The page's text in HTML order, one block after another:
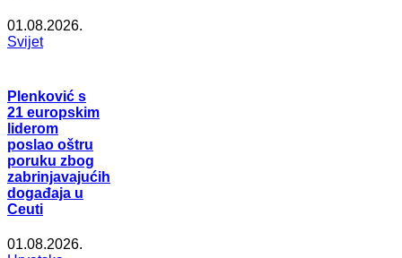
01.08.2026.
Svijet
Plenković s
21 europskim
liderom
poslao oštru
poruku zbog
zabrinjavajućih
događaja u
Ceuti
01.08.2026.